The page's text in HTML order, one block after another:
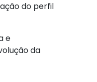
do perfil
e
da